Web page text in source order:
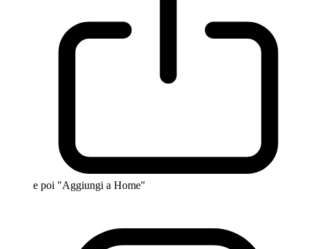
e poi "Aggiungi a Home"